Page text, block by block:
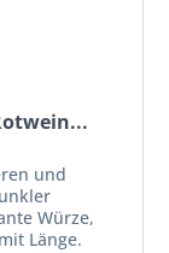
und
Würze,
Länge.